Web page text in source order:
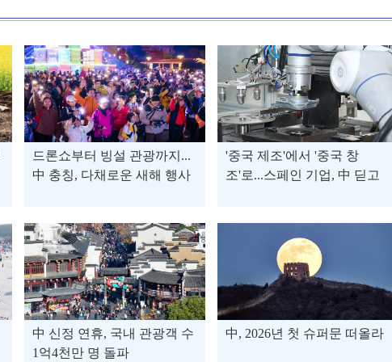
드론쇼부터 빙설 관광까지...
中 충칭, 다채로운 새해 행사
'중국 제조'에서 '중국 창
조'로...스페인 기업, 中 딛고
中 신정 연휴, 국내 관광객 수
1억4천만 명 돌파
中, 2026년 첫 슈퍼문 떠올라